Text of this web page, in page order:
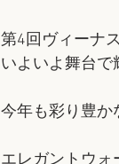
第4回ヴィーナ
いよいよ舞台で
今年も彩り豊か
エレガントウォ